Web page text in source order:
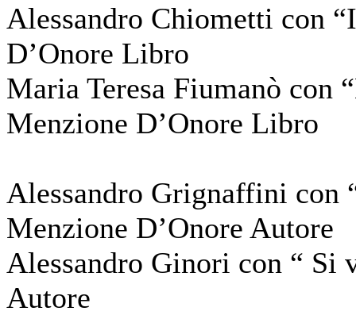
Alessandro Chiometti con
D’Onore Libro
Maria Teresa Fiumanò con
Menzione D’Onore Libro
Alessandro Grignaffini con
Menzione D’Onore Autore
Alessandro Ginori con “ Si
Autore